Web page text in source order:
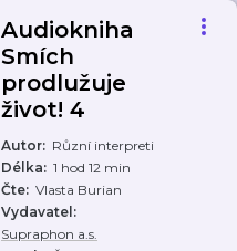
Audiokniha
Smích
prodlužuje
život! 4
Autor: Různí interpreti
Délka: 1 hod 12 min
Čte: Vlasta Burian
Vydavatel :
Supraphon a.s.